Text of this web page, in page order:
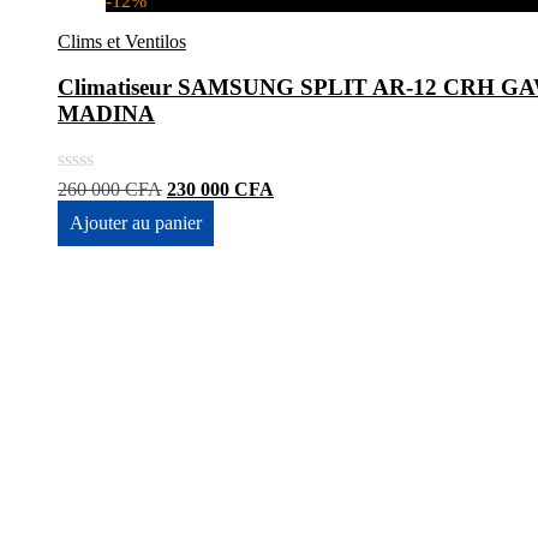
Clims et Ventilos
Climatiseur SAMSUNG SPLIT AR-12 CRH
MADINA
260 000CFA Le
initial
était :
230 000 CFA
Ajouter au panier